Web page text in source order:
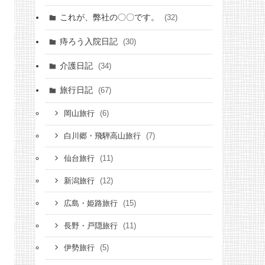
これが、弊社の〇〇です。 (32)
痔ろう入院日記 (30)
介護日記 (34)
旅行日記 (67)
岡山旅行 (6)
白川郷・飛騨高山旅行 (7)
仙台旅行 (11)
新潟旅行 (12)
広島・姫路旅行 (15)
長野・戸隠旅行 (11)
伊勢旅行 (5)